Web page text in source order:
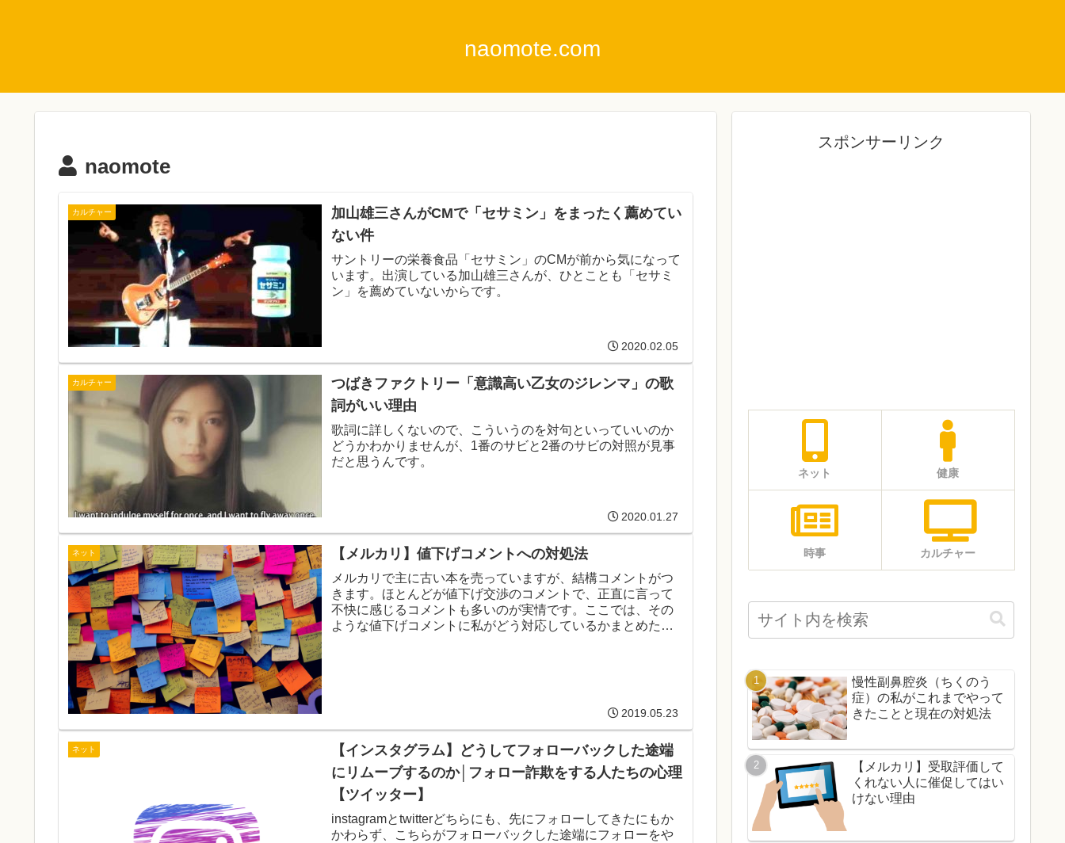
naomote.com
naomote
カルチャー
加山雄三さんがCMで「セサミン」をまったく薦めてい
ない件
サントリーの栄養食品「セサミン」のCMが前から気になって
います。出演している加山雄三さんが、ひとことも「セサミ
ン」を薦めていないからです。
2020.02.05
カルチャー
つばきファクトリー「意識高い乙女のジレンマ」の歌
詞がいい理由
歌詞に詳しくないので、こういうのを対句といっていいのか
どうかわかりませんが、1番のサビと2番のサビの対照が見事
だと思うんです。
2020.01.27
ネット 【メルカリ】値下げコメントへの対処法
メルカリで主に古い本を売っていますが、結構コメントがつ
きます。ほとんどが値下げ交渉のコメントで、正直に言って
不快に感じるコメントも多いのが実情です。ここでは、その
ような値下げコメントに私がどう対応しているかまとめたい
2019.05.23
ネット
【インスタグラム】どうしてフォローバックした途端
にリムーブするのか│フォロー詐欺をする人たちの心理
【ツイッター】
instagramとtwitterどちらにも、先にフォローしてきたにもか
かわらず、こちらがフォローバックした途端にフォローをや
スポンサーリンク
ネット 健康
時事 カルチャー
慢性副鼻腔炎（ちくのう
症）の私がこれまでやって
きたことと現在の対処法
【メルカリ】受取評価して
くれない人に催促してはい
けない理由